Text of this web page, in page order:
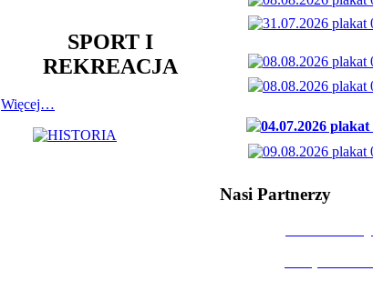
SPORT I
REKREACJA
Więcej…
Nasi Partnerzy